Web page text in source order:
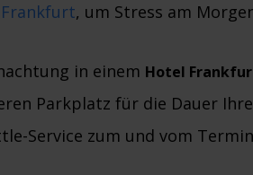
, um Stress am
in einem Hotel
Parkplatz für die Dauer
Service zum und vom